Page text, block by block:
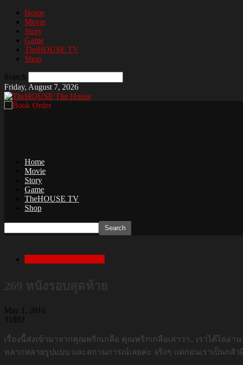
Home
Movie
Story
Game
TheHOUSE TV
Shop
Search
Friday, August 7, 2026
The House
Home
Movie
Story
Game
TheHOUSE TV
Shop
May 1, 2016
31892
เรื่องนี้ส่งเข้ามาจากคุณพริกเกลือ คุณพริกเกลือเล่าว่า.. เราได้ไล่อ่
หลากหลายรูปแบบ และสถานการณ์เลยค่ะ จริงๆ แต่ก่อนเราเป็นกลัว